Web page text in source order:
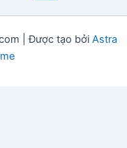
| Được tạo bởi Astra